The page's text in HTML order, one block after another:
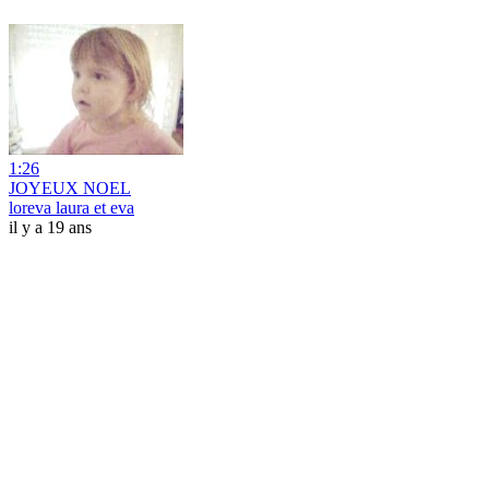
1:26
JOYEUX NOEL
loreva laura et eva
il y a 19 ans